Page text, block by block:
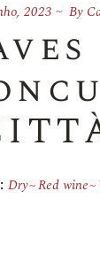
2023 By
Dry Red wine